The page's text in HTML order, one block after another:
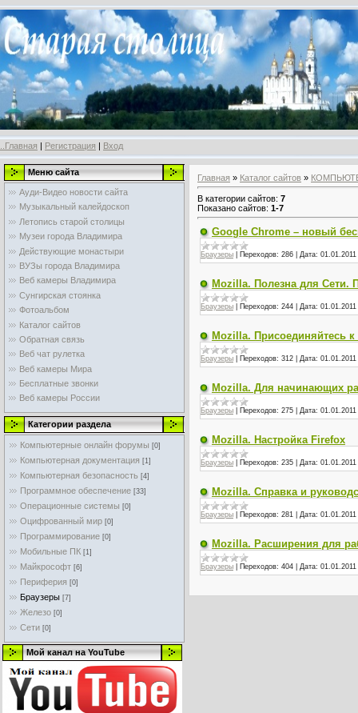
..Главная | Регистрация | Вход
Меню сайта
Ауди-Видео новости сайта
Музыкальный калейдоскоп
Летопись старой столицы
Музеи города Владимира
Действующие монастыри
ВУЗы города Владимира
Веб камеры Владимира
Сунгирская стоянка
Фотоальбом
Каталог сайтов
Обратная связь
Веб чат рулетка
Веб камеры Мира
Бесплатные звонки
Веб камеры России
Категории раздела
Компьютерные онлайн форумы [0]
Компьютерная документация [1]
Компьютерная безопасность [4]
Программное обеспечение [33]
Операционные системы [0]
Оцифрованный мир [0]
Программирование [0]
Мобильные ПК [1]
Майкрософт [6]
Периферия [0]
Браузеры [7]
Железо [0]
Сети [0]
Мой канал на YouTube
Главная » Каталог сайтов »
В категории сайтов: 7
Показано сайтов: 1-7
Google Chrome – новый
Браузеры Переходов: 286 Дата: 01.01.2011
Mozilla. Полезна для Сети.
Браузеры Переходов: 244 Дата: 01.01.2011
Mozilla. Присоединяйтесь
Браузеры Переходов: 312 Дата: 01.01.2011
Mozilla. Для начинающих
Браузеры Переходов: 275 Дата: 01.01.2011
Mozilla. Настройка Firefox
Браузеры Переходов: 235 Дата: 01.01.2011
Mozilla. Справка и
Браузеры Переходов: 281 Дата: 01.01.2011
Mozilla. Расширения для
Браузеры Переходов: 404 Дата: 01.01.2011